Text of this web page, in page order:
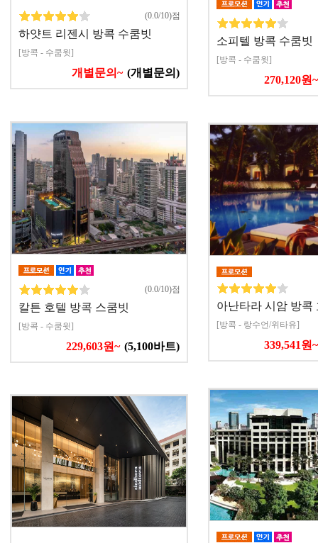
(0.0/10)점
하얏트 리젠시 방콕 수쿰빗
[방콕 - 수쿰윗]
개별문의~ (개별문의)
소피텔 방콕 수쿰빗
[방콕 - 수쿰윗]
270,120원~
(0.0/10)점
칼튼 호텔 방콕 스쿰빗
[방콕 - 수쿰윗]
229,603원~ (5,100바트)
아난타라 시암 방콕
[방콕 - 랑수언/위타유]
339,541원~